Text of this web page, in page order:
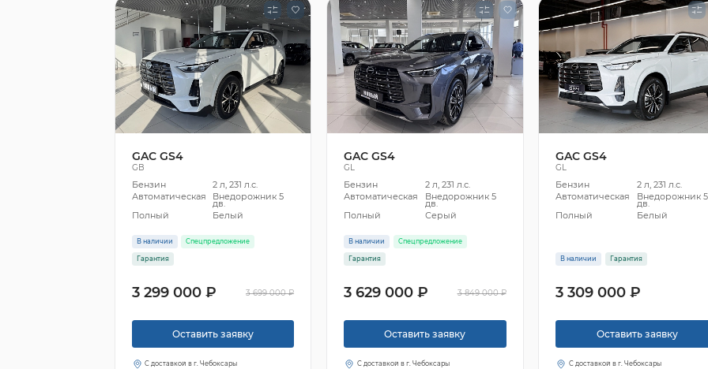
GAC GS4
GB
Бензин
2 л, 231 л.с.
Автоматическая
Внедорожник 5
дв.
Полный
Белый
В наличии Спецпредложение
Гарантия
3 299 000 ₽ 3 699 000 ₽
Оставить заявку
С доставкой в г. Чебоксары
GAC GS4
GL
Бензин
2 л, 231 л.с.
Автоматическая
Внедорожник 5
дв.
Полный
Серый
В наличии Спецпредложение
Гарантия
3 629 000 ₽ 3 849 000 ₽
Оставить заявку
С доставкой в г. Чебоксары
GAC GS4
GL
Бензин
2 л, 231 л.с.
Автоматическая
Внедорожник 5
дв.
Полный
Белый
В наличии Гарантия
3 309 000 ₽
Оставить заявку
С доставкой в г. Чебоксары